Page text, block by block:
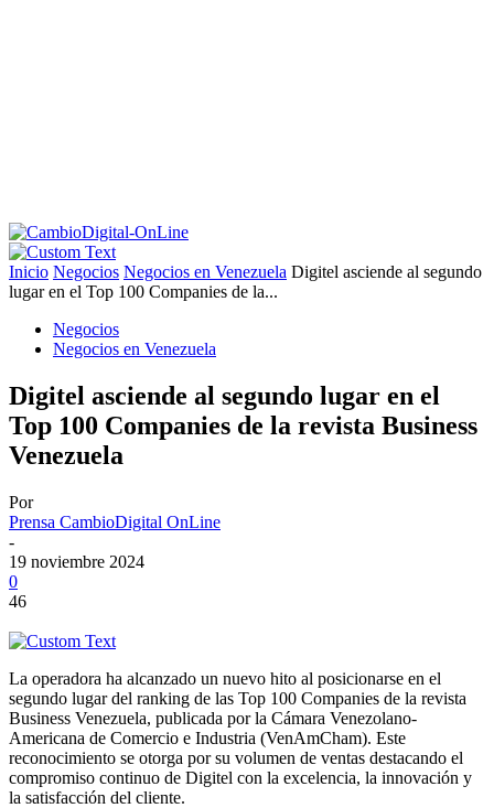
Inicio Negocios Negocios en Venezuela Digitel asciende al segundo
lugar en el Top 100 Companies de la...
Negocios
Negocios en Venezuela
Digitel asciende al segundo lugar en el
Top 100 Companies de la revista Business
Venezuela
Por
Prensa CambioDigital OnLine
-
19 noviembre 2024
0
46
La operadora ha alcanzado un nuevo hito al posicionarse en el
segundo lugar del ranking de las Top 100 Companies de la revista
Business Venezuela, publicada por la Cámara Venezolano-
Americana de Comercio e Industria (VenAmCham). Este
reconocimiento se otorga por su volumen de ventas destacando el
compromiso continuo de Digitel con la excelencia, la innovación y
la satisfacción del cliente.